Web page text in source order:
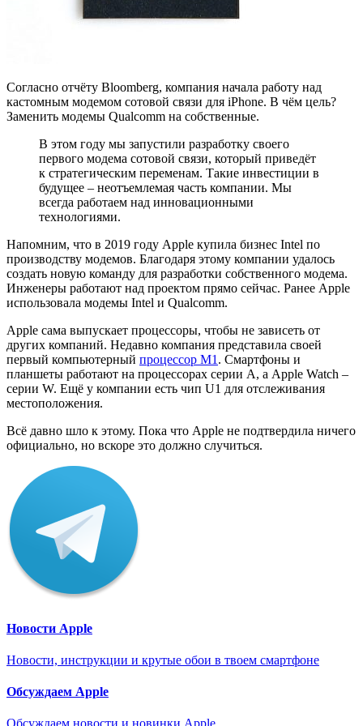
Согласно отчёту Bloomberg, компания начала работу над
кастомным модемом сотовой связи для iPhone. В чём цель?
Заменить модемы Qualcomm на собственные.
В этом году мы запустили разработку своего
первого модема сотовой связи, который приведёт
к стратегическим переменам. Такие инвестиции в
будущее – неотъемлемая часть компании. Мы
всегда работаем над инновационными
технологиями.
Напомним, что в 2019 году Apple купила бизнес Intel по
производству модемов. Благодаря этому компании удалось
создать новую команду для разработки собственного модема.
Инженеры работают над проектом прямо сейчас. Ранее Apple
использовала модемы Intel и Qualcomm.
Apple сама выпускает процессоры, чтобы не зависеть от
других компаний. Недавно компания представила своей
первый компьютерный процессор M1 . Смартфоны и
планшеты работают на процессорах серии A, а Apple Watch –
серии W. Ещё у компании есть чип U1 для отслеживания
местоположения.
Всё давно шло к этому. Пока что Apple не подтвердила ничего
официально, но вскоре это должно случиться.
Новости Apple
Новости, инструкции и крутые обои в твоем смартфоне
Обсуждаем Apple